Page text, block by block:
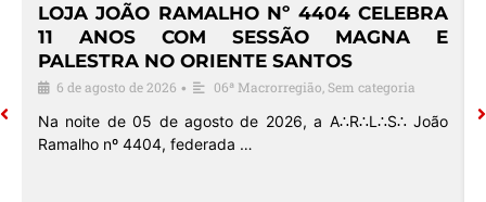
LOJA JOÃO RAMALHO Nº 4404 CELEBRA
11 ANOS COM SESSÃO MAGNA E
PALESTRA NO ORIENTE SANTOS
6 de agosto de 2026 • 06ª Macrorregião Sem categoria
Na noite de 05 de agosto de 2026, a A∴R∴L∴S∴ João
Ramalho nº 4404, federada …